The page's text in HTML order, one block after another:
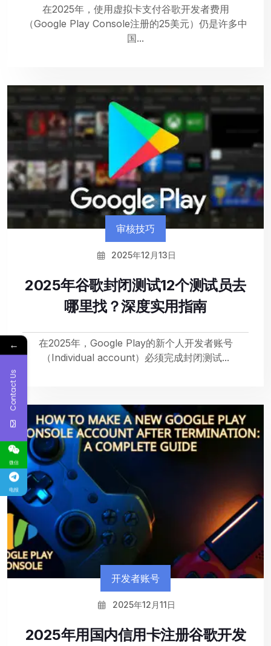
在2025年，使用虚拟卡支付谷歌开发者费用
（Google Play Console注册的25美元）仍是许多中
国...
审核技巧
2025年12月13日
2025年谷歌封闭测试12个测试员去
哪里找？深度实用指南
在2025年，Google Play的新个人开发者账号
（Individual account）必须完成封闭测试...
开发者账号
2025年12月11日
2025年用国内信用卡注册谷歌开发
←
Contact Us
微信
电报